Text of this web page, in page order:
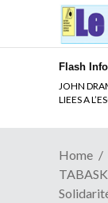
Flash
JOHN
LIEES
ELECTION
Quand
Home